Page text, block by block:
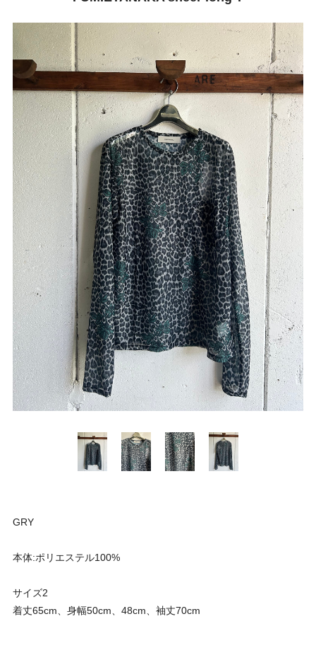
GRY
本体:ポリエステル100%
サイズ2
着丈65cm、身幅50cm、48cm、袖丈70cm